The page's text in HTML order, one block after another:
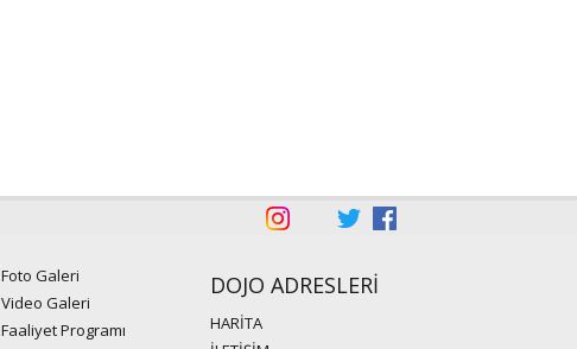
Foto Galeri
Video Galeri
Faaliyet Programı
DOJO ADRESLERİ
HARİTA